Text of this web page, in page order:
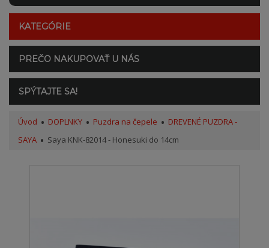
KATEGÓRIE
PREČO NAKUPOVAŤ U NÁS
SPÝTAJTE SA!
Úvod DOPLNKY Puzdra na čepele
DREVENÉ PUZDRA -
SAYA
Saya KNK-82014 - Honesuki do 14cm